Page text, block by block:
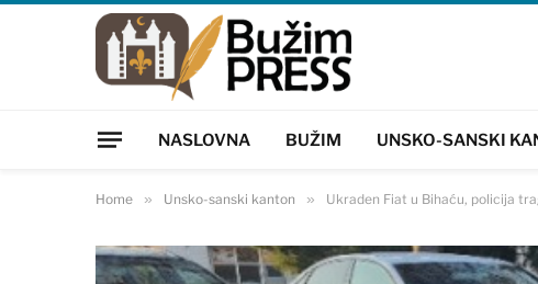
NASLOVNA BUŽIM UNSKO-SANSKI
Home » Unsko-sanski kanton » Ukraden Fiat u Bihaću, policija